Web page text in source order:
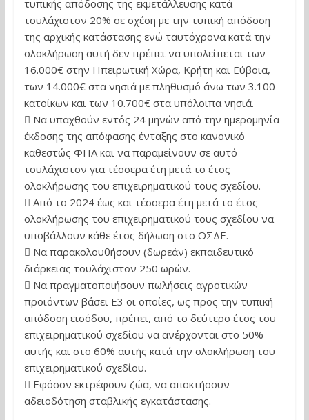
τυπικής απόδοσης της εκμετάλλευσης κατά
τουλάχιστον 20% σε σχέση με την τυπική απόδοση
της αρχικής κατάστασης ενώ ταυτόχρονα κατά την
ολοκλήρωση αυτή δεν πρέπει να υπολείπεται των
16.000€ στην Ηπειρωτική Χώρα, Κρήτη και Εύβοια,
των 14.000€ στα νησιά με πληθυσμό άνω των 3.100
κατοίκων και των 10.700€ στα υπόλοιπα νησιά.
 Να υπαχθούν εντός 24 μηνών από την ημερομηνία
έκδοσης της απόφασης ένταξης στο κανονικό
καθεστώς ΦΠΑ και να παραμείνουν σε αυτό
τουλάχιστον για τέσσερα έτη μετά το έτος
ολοκλήρωσης του επιχειρηματικού τους σχεδίου.
 Από το 2024 έως και τέσσερα έτη μετά το έτος
ολοκλήρωσης του επιχειρηματικού τους σχεδίου να
υποβάλλουν κάθε έτος δήλωση στο ΟΣΔΕ.
 Να παρακολουθήσουν (δωρεάν) εκπαιδευτικό
διάρκειας τουλάχιστον 250 ωρών.
 Να πραγματοποιήσουν πωλήσεις αγροτικών
προϊόντων βάσει Ε3 οι οποίες, ως προς την τυπική
απόδοση εισόδου, πρέπει, από το δεύτερο έτος του
επιχειρηματικού σχεδίου να ανέρχονται στο 50%
αυτής και στο 60% αυτής κατά την ολοκλήρωση του
επιχειρηματικού σχεδίου.
 Εφόσον εκτρέφουν ζώα, να αποκτήσουν
αδειοδότηση σταβλικής εγκατάστασης.